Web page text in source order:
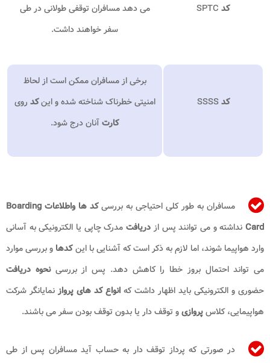
کد SPTC
می دهد مسافران توقفی طولانی در طی
سفر خواهند داشت.
کدSSSS
برخی از مسافران ممکن است از لحاظ
امنیتی خطرناک شناخته شده و اینکد روی
کارتآنان درج شود.
مسافران به طور کلی احتیاجی به بررسی
کد ها واطلاعات Boarding
Cardنداشته و می توانند پس از دریافت مدرک چاپی یا الکترونیکی به آسانی
وارد هواپیما شوند، اما لازم به ذکر است که آشنایی با اینکدها و بررسی موارد
می تواند احتمال بروز خطا را کاهش دهد. پس از بررسی نحوه دریافت
حضوری و الکترونیکی باید اظهار داشت که انواع کد های پروازنمایانگر شرکت
هواپیمایی، کلاسپروازیو توقف دار یا بدون توقف بودن سفر می باشند.
در صورتی که پرداز توقف دار به حساب آید مسافران پس از طی